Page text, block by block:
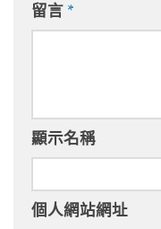
留言 *
顯示名稱
個人網站網址